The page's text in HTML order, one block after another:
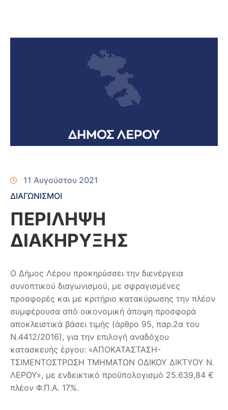
11 Αυγούστου 2021
ΔΙΑΓΩΝΙΣΜΟΙ
ΠΕΡΙΛΗΨΗ
ΔΙΑΚΗΡΥΞΗΣ
Ο Δήμος Λέρου προκηρύσσει την διενέργεια
συνοπτικού διαγωνισμού, με σφραγισμένες
προσφορές και με κριτήριο κατακύρωσης την πλέον
συμφέρουσα από οικονομική άποψη προσφορά
αποκλειστικά βάσει τιμής (άρθρο 95, παρ.2α του
Ν.4412/2016), για την επιλογή αναδόχου
κατασκευής έργου: «ΑΠΟΚΑΤΑΣΤΑΣΗ-
ΤΣΙΜΕΝΤΟΣΤΡΩΣΗ ΤΜΗΜΑΤΩΝ ΟΔΙΚΟΥ ΔΙΚΤΥΟΥ Ν.
ΛΕΡΟΥ», με ενδεικτικό προϋπολογισμό 25.639,84 €
πλέον Φ.Π.Α. 17%.